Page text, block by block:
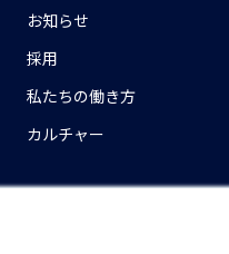
お知らせ
採用
私たちの働き方
カルチャー